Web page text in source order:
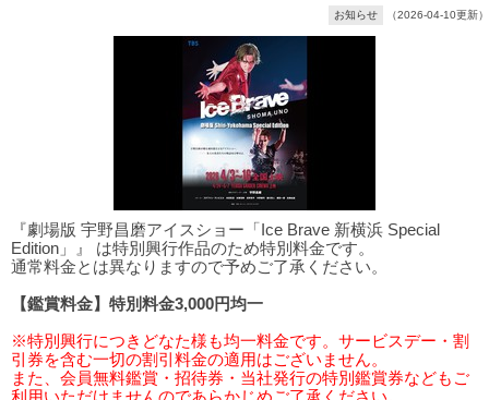
お知らせ （2026-04-10更新）
『劇場版 宇野昌磨アイスショー「Ice Brave 新横浜 Special
Edition」』 は特別興行作品のため特別料金です。
通常料金とは異なりますので予めご了承ください。
【鑑賞料金】特別料金3,000円均一
※特別興行につきどなた様も均一料金です。サービスデー・割
引券を含む一切の割引料金の適用はございません。
また、会員無料鑑賞・招待券・当社発行の特別鑑賞券などもご